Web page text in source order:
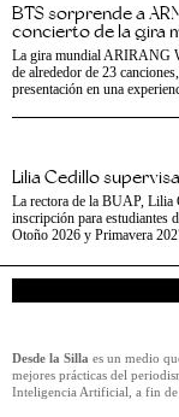
BTS sorprende a
concierto de la gira
La gira mundial ARIRANG
de alrededor de 23
presentación en una
Lilia Cedillo
La rectora de la BUAP, Lilia
inscripción para estudiantes
Otoño 2026 y Primavera
Desde la Silla es un medio
mejores prácticas del
Inteligencia Artificial, a fin de